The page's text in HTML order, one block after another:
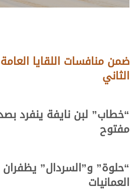
ضمن منافسات اللقايا
الثاني
“خطاب” لبن نايفة ينفرد
مفتوح
“حلوة” و”السردال”
العمانيات